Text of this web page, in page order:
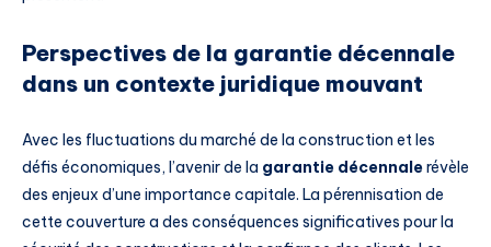
Perspectives de la garantie décennale
dans un contexte juridique mouvant
Avec les fluctuations du marché de la construction et les
défis économiques, l’avenir de la garantie décennalerévèle
des enjeux d’une importance capitale. La pérennisation de
cette couverture a des conséquences significatives pour la